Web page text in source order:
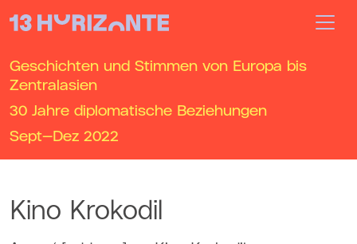
Geschichten und Stimmen von Europa bis
Zentralasien
30 Jahre diplomatische Beziehungen
Sept—Dez 2022
Kino Krokodil